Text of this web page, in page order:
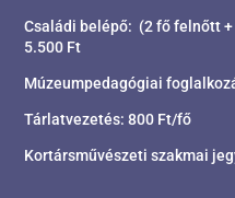
Családi belépő: (2 fő felnőtt
5.500 Ft
Múzeumpedagógiai
Tárlatvezetés: 800 Ft/fő
Kortársművészeti szakmai